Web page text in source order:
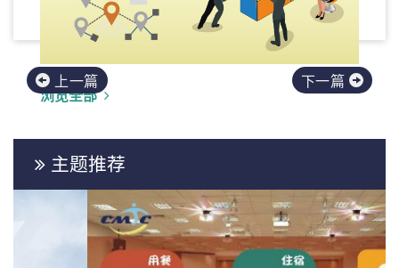
浏览全部
上一篇 下一篇
主题推荐